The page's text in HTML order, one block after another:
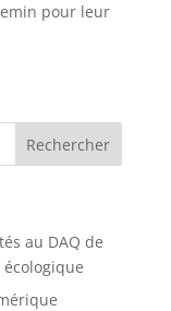
pour leur
au DAQ de